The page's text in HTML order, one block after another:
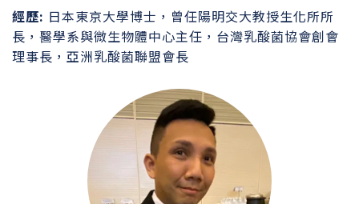
經歷: 日本東京大學博士，曾任陽明交大教授生化所所
長，醫學系與微生物體中心主任，台灣乳酸菌協會創會
理事長，亞洲乳酸菌聯盟會長